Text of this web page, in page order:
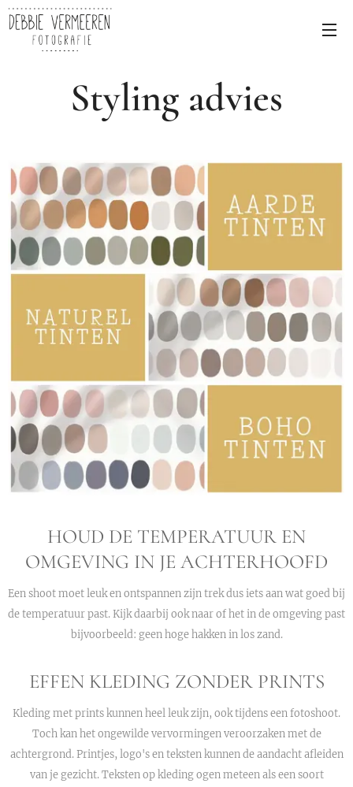
Styling advies
HOUD DE TEMPERATUUR EN
OMGEVING IN JE ACHTERHOOFD
Een shoot moet leuk en ontspannen zijn trek dus iets aan wat goed bij
de temperatuur past. Kijk daarbij ook naar of het in de omgeving past
bijvoorbeeld: geen hoge hakken in los zand.
EFFEN KLEDING ZONDER PRINTS
Kleding met prints kunnen heel leuk zijn, ook tijdens een fotoshoot.
Toch kan het ongewilde vervormingen veroorzaken met de
achtergrond. Printjes, logo's en teksten kunnen de aandacht afleiden
van je gezicht. Teksten op kleding ogen meteen als een soort